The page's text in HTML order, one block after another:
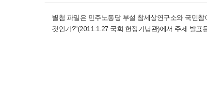
별첨 파일은 민주노동당 부설 참세상연구소와 국민
것인가?"(2011.1.27 국회 헌정기념관)에서 주제 발표